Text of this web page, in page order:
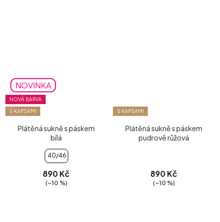
NOVINKA
NOVÁ BARVA
S KAPSAMI
Plátěná sukně s páskem
bílá
40/46
890 Kč
(–10 %)
S KAPSAMI
Plátěná sukně s páskem
pudrově růžová
890 Kč
(–10 %)